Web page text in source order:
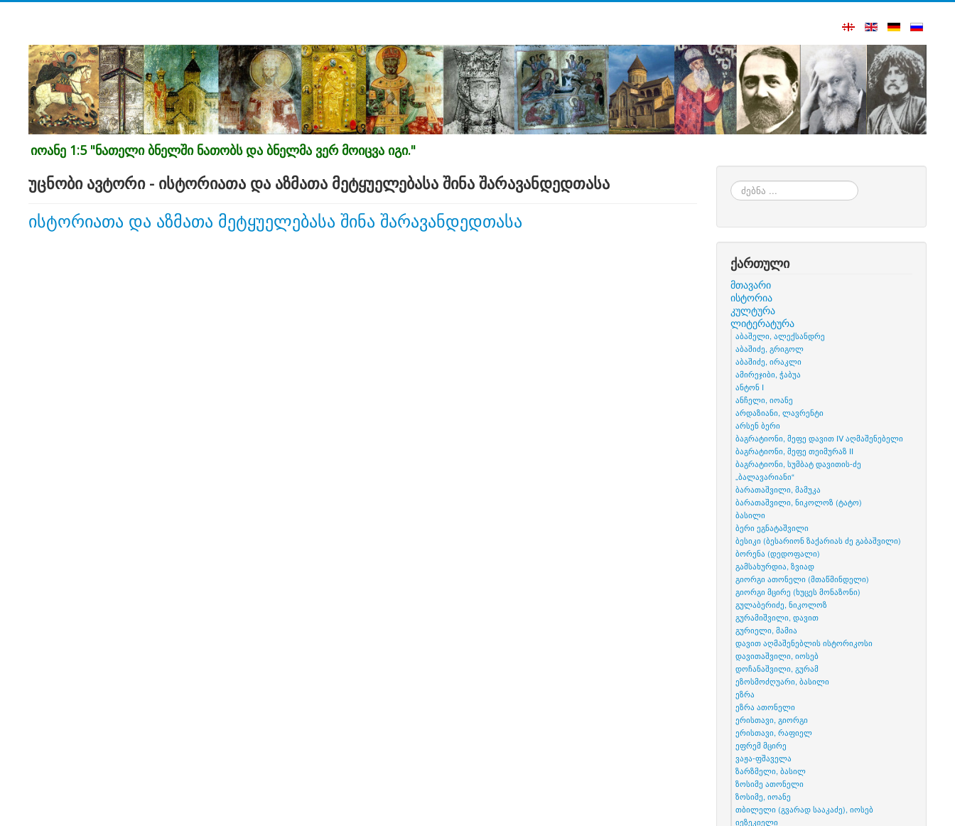
იოანე 1:5 "ნათელი ბნელში ნათობს და ბნელმა ვერ მოიცვა იგი."
უცნობი ავტორი - ისტორიათა და აზმათა მეტყუელებასა შინა შარავანდედთასა
ისტორიათა და აზმათა მეტყუელებასა შინა შარავანდედთასა
ძებნა
...
ქართული
მთავარი
ისტორია
კულტურა
ლიტერატურა
აბაშელი, ალექსანდრე
აბაშიძე, გრიგოლ
აბაშიძე, ირაკლი
ამირეჯიბი, ჭაბუა
ანტონ I
ანჩელი, იოანე
არდაზიანი, ლავრენტი
არსენ ბერი
ბაგრატიონი, მეფე დავით IV აღმაშენებელი
ბაგრატიონი, მეფე თეიმურაზ II
ბაგრატიონი, სუმბატ დავითის-ძე
„ბალავარიანი“
ბარათაშვილი, მამუკა
ბარათაშვილი, ნიკოლოზ (ტატო)
ბასილი
ბერი ეგნატაშვილი
ბესიკი (ბესარიონ ზაქარიას ძე გაბაშვილი)
ბორენა (დედოფალი)
გამსახურდია, ზვიად
გიორგი ათონელი (მთაწმინდელი)
გიორგი მცირე (ხუცეს მონაზონი)
გულაბერიძე, ნიკოლოზ
გურამიშვილი, დავით
გურიელი, მამია
დავით აღმაშენებლის ისტორიკოსი
დავითაშვილი, იოსებ
დოჩანაშვილი, გურამ
ეზოსმოძღუარი, ბასილი
ეზრა
ეზრა ათონელი
ერისთავი, გიორგი
ერისთავი, რაფიელ
ეფრემ მცირე
ვაჟა-ფშაველა
ზარზმელი, ბასილ
ზოსიმე ათონელი
ზოსიმე, იოანე
თბილელი (გვარად სააკაძე), იოსებ
იეზეკიელი